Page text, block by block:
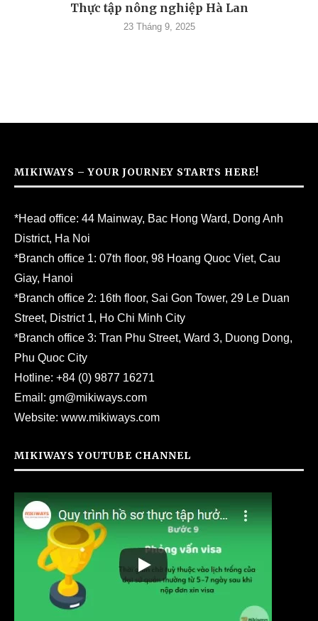
Thực tập nông nghiệp Hà Lan
23 Tháng 9, 2025
MIKIWAYS – YOUR JOURNEY STARTS HERE!
*Head office: 44 Mainway, Bac Hong Ward, Dong Anh
District, Ha Noi
*Branch office 1: 07th floor, 98 Hoang Quoc Viet, Cau
Giay, Hanoi
*Branch office 2: 16th floor, Sai Gon Tower, 29 Le Duan
Street, District 1, Ho Chi Minh City
*Branch office 3: Tran Phu Street, Ward 3, Duong Dong,
Phu Quoc City
Hotline: +84 (0) 9877 16271
Email: gm@mikiways.com
Website: www.mikiways.com
MIKIWAYS YOUTUBE CHANNEL